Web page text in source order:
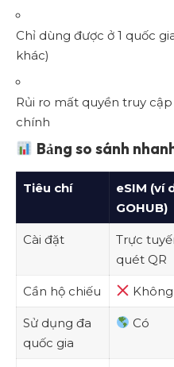
Chỉ dùng được ở 1 quốc
khác)
Rủi ro mất quyền truy
chính
Bảng so sánh
Tiêu chí
eSIM (ví
GOHUB)
Cài đặt
Trực
quét QR
Cần hộ chiếu Không
Sử dụng đa
quốc gia
Có